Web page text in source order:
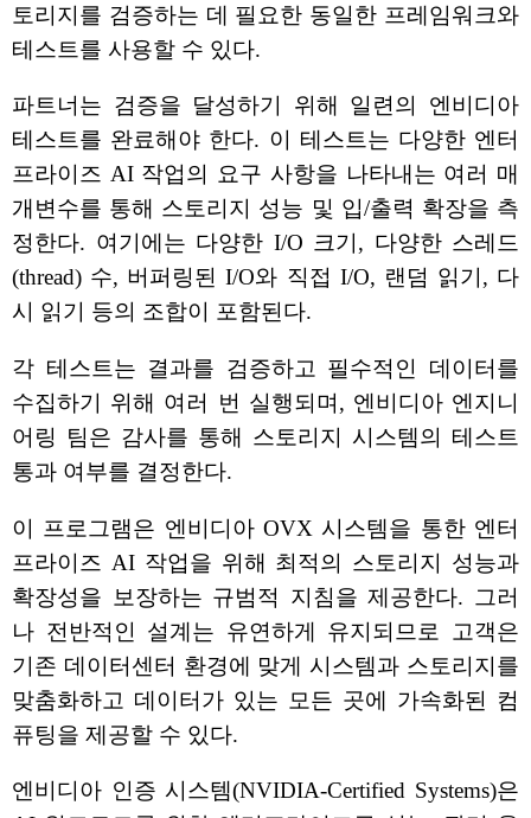
토리지를 검증하는 데 필요한 동일한 프레임워크와
테스트를 사용할 수 있다.
파트너는 검증을 달성하기 위해 일련의 엔비디아
테스트를 완료해야 한다. 이 테스트는 다양한 엔터
프라이즈 AI 작업의 요구 사항을 나타내는 여러 매
개변수를 통해 스토리지 성능 및 입/출력 확장을 측
정한다. 여기에는 다양한 I/O 크기, 다양한 스레드
(thread) 수, 버퍼링된 I/O와 직접 I/O, 랜덤 읽기, 다
시 읽기 등의 조합이 포함된다.
각 테스트는 결과를 검증하고 필수적인 데이터를
수집하기 위해 여러 번 실행되며, 엔비디아 엔지니
어링 팀은 감사를 통해 스토리지 시스템의 테스트
통과 여부를 결정한다.
이 프로그램은 엔비디아 OVX 시스템을 통한 엔터
프라이즈 AI 작업을 위해 최적의 스토리지 성능과
확장성을 보장하는 규범적 지침을 제공한다. 그러
나 전반적인 설계는 유연하게 유지되므로 고객은
기존 데이터센터 환경에 맞게 시스템과 스토리지를
맞춤화하고 데이터가 있는 모든 곳에 가속화된 컴
퓨팅을 제공할 수 있다.
엔비디아 인증 시스템(NVIDIA-Certified Systems)은